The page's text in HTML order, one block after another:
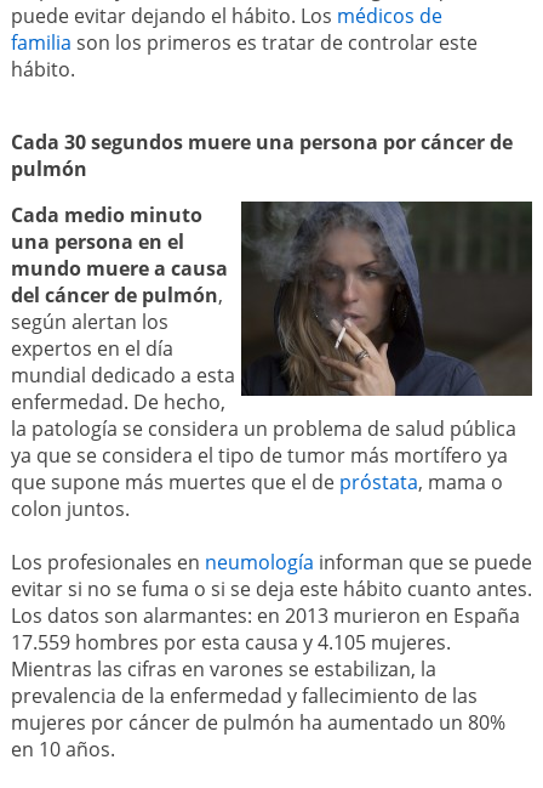
puede evitar dejando el hábito. Los médicos de
familia son los primeros es tratar de controlar este
hábito.
Cada 30 segundos muere una persona por cáncer de
pulmón
Cada medio minuto
una persona en el
mundo muere a causa
del cáncer de pulmón,
según alertan los
expertos en el día
mundial dedicado a esta
enfermedad. De hecho,
la patología se considera un problema de salud pública
ya que se considera el tipo de tumor más mortífero ya
que supone más muertes que el de próstata, mama o
colon juntos.
Los profesionales en neumología informan que se puede
evitar si no se fuma o si se deja este hábito cuanto antes.
Los datos son alarmantes: en 2013 murieron en España
17.559 hombres por esta causa y 4.105 mujeres.
Mientras las cifras en varones se estabilizan, la
prevalencia de la enfermedad y fallecimiento de las
mujeres por cáncer de pulmón ha aumentado un 80%
en 10 años.